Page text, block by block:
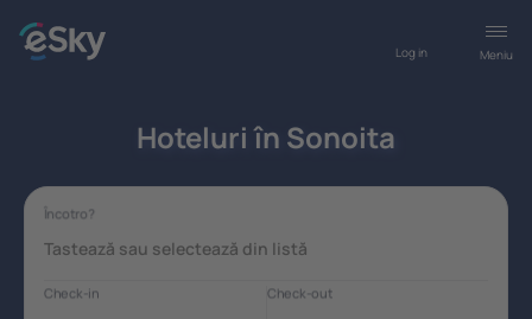
Meniu
Log in
Hoteluri în Sonoita